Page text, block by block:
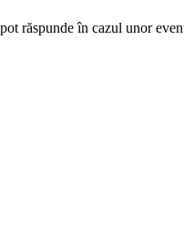
răspunde în cazul unor